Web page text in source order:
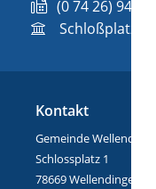
(07426) 94
Schloßplatz 1,
Kontakt
Gemeinde Wellendingen
Schlossplatz 1
78669 Wellendingen